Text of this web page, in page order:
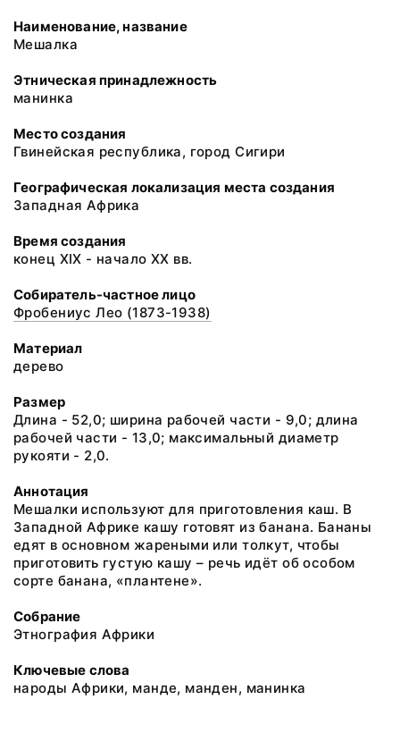
Наименование, название
Мешалка
Этническая принадлежность
манинка
Место создания
Гвинейская республика, город Сигири
Географическая локализация места создания
Западная Африка
Время создания
конец XIX - начало XX вв.
Собиратель-частное лицо
Фробениус Лео (1873-1938)
Материал
дерево
Размер
Длина - 52,0; ширина рабочей части - 9,0; длина
рабочей части - 13,0; максимальный диаметр
рукояти - 2,0.
Аннотация
Мешалки используют для приготовления каш. В
Западной Африке кашу готовят из банана. Бананы
едят в основном жареными или толкут, чтобы
приготовить густую кашу – речь идёт об особом
сорте банана, «плантене».
Собрание
Этнография Африки
Ключевые слова
народы Африки, манде, манден, манинка